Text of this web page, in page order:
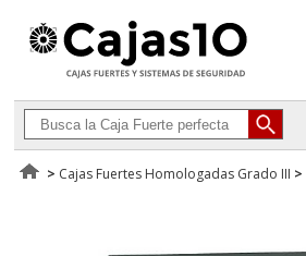
> Cajas Fuertes Homologadas Grado III >